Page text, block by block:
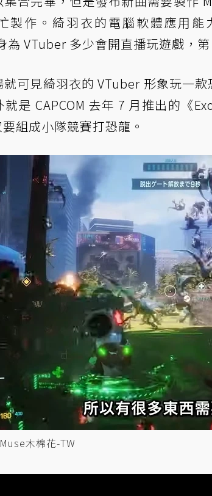
製作。綺羽衣的電腦軟體應用
為 VTuber 多少會開直播玩遊戲，
可見綺羽衣的 VTuber 形象玩一
是 CAPCOM 去年 7 月推出的《
組成小隊競賽打恐龍。
木棉花-TW